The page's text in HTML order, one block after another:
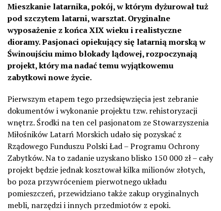
Mieszkanie latarnika, pokój, w którym dyżurował tuż
pod szczytem latarni, warsztat. Oryginalne
wyposażenie z końca XIX wieku i realistyczne
dioramy. Pasjonaci opiekujący się latarnią morską w
Świnoujściu mimo blokady lądowej, rozpoczynają
projekt, który ma nadać temu wyjątkowemu
zabytkowi nowe życie.
Pierwszym etapem tego przedsięwzięcia jest zebranie
dokumentów i wykonanie projektu tzw. rehistoryzacji
wnętrz. Środki na ten cel pasjonatom ze Stowarzyszenia
Miłośników Latarń Morskich udało się pozyskać z
Rządowego Funduszu Polski Ład – Programu Ochrony
Zabytków. Na to zadanie uzyskano blisko 150 000 zł – cały
projekt będzie jednak kosztował kilka milionów złotych,
bo poza przywróceniem pierwotnego układu
pomieszczeń, przewidziano także zakup oryginalnych
mebli, narzędzi i innych przedmiotów z epoki.